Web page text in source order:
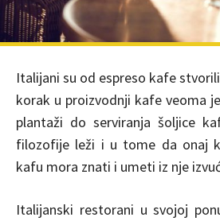
Italijani su od espreso kafe
korak u proizvodnji kafe veoma
plantaži do serviranja šoljice
filozofije leži i u tome da onaj
kafu mora znati i umeti iz nje
Italijanski restorani u svojoj